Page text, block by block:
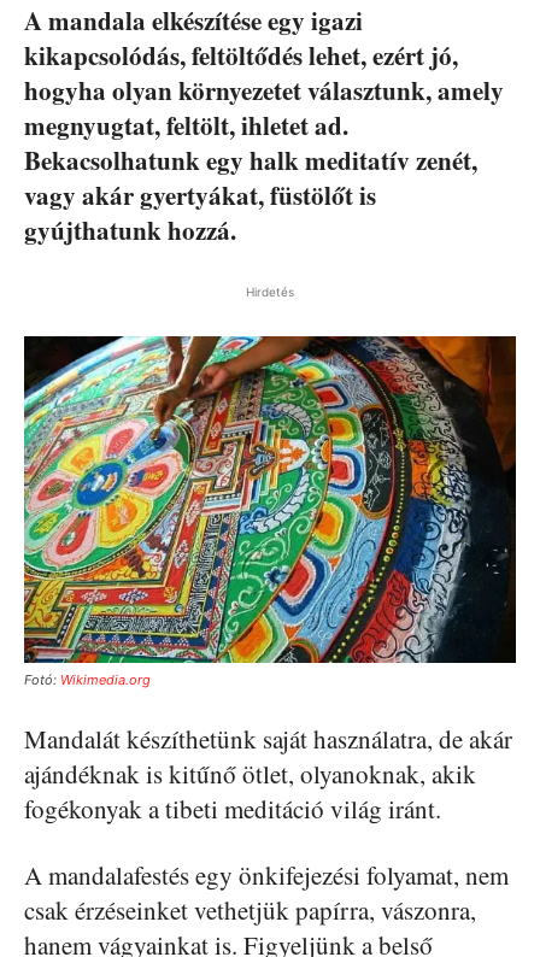
A mandala elkészítése egy igazi
kikapcsolódás, feltöltődés lehet, ezért jó,
hogyha olyan környezetet választunk, amely
megnyugtat, feltölt, ihletet ad.
Bekacsolhatunk egy halk meditatív zenét,
vagy akár gyertyákat, füstölőt is
gyújthatunk hozzá.
Hirdetés
Fotó: Wikimedia.org
Mandalát készíthetünk saját használatra, de akár
ajándéknak is kitűnő ötlet, olyanoknak, akik
fogékonyak a tibeti meditáció világ iránt.
A mandalafestés egy önkifejezési folyamat, nem
csak érzéseinket vethetjük papírra, vászonra,
hanem vágyainkat is. Figyeljünk a belső